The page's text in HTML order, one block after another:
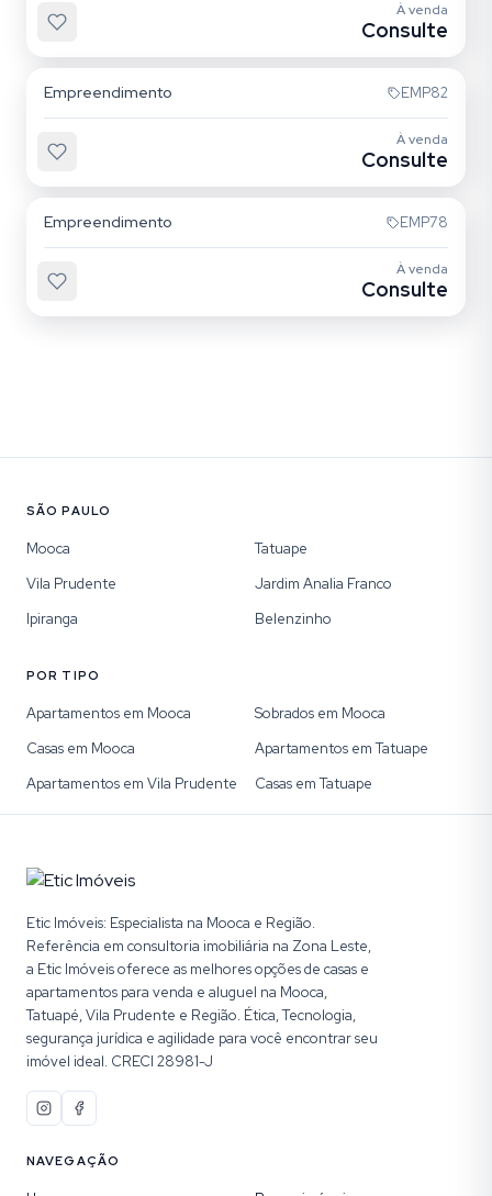
À venda
Consulte
Empreendimento EMP82
À venda
Consulte
Empreendimento EMP78
À venda
Consulte
SÃO PAULO
Mooca
Tatuape
Vila Prudente
Jardim Analia Franco
Ipiranga
Belenzinho
POR TIPO
Apartamentos em Mooca
Sobrados em Mooca
Casas em Mooca
Apartamentos em Tatuape
Apartamentos em Vila Prudente
Casas em Tatuape
Etic Imóveis: Especialista na Mooca e Região.
Referência em consultoria imobiliária na Zona Leste,
a Etic Imóveis oferece as melhores opções de casas e
apartamentos para venda e aluguel na Mooca,
Tatuapé, Vila Prudente e Região. Ética, Tecnologia,
segurança jurídica e agilidade para você encontrar seu
imóvel ideal. CRECI 28981-J
NAVEGAÇÃO